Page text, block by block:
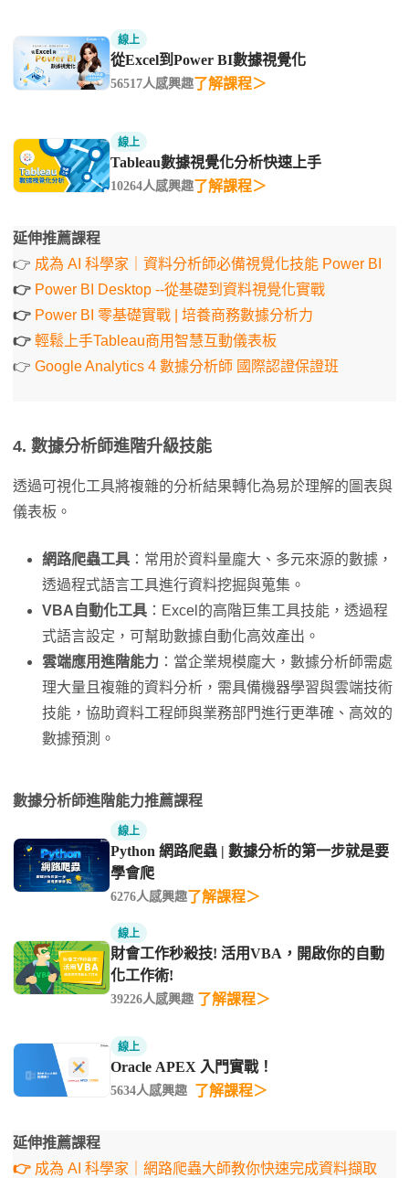
線上
從Excel到Power BI數據視覺化
56517人感興趣了解課程＞
線上
Tableau數據視覺化分析快速上手
10264人感興趣了解課程＞
延伸推薦課程
👉 成為 AI 科學家｜資料分析師必備視覺化技能 Power BI​
👉 Power BI Desktop --從基礎到資料視覺化實戰​
👉 Power BI 零基礎實戰 | 培養商務數據分析力​
👉 輕鬆上手Tableau商用智慧互動儀表板​
👉 Google Analytics 4 數據分析師 國際認證保證班
4. 數據分析師進階升級技能
透過可視化工具將複雜的分析結果轉化為易於理解的圖表與
儀表板。
網路爬蟲工具 ：常用於資料量龐大、多元來源的數據，
透過程式語言工具進行資料挖掘與蒐集。
VBA自動化工具 ：Excel的高階巨集工具技能，透過程
式語言設定，可幫助數據自動化高效產出。
雲端應用進階能力 ：當企業規模龐大，數據分析師需處
理大量且複雜的資料分析，需具備機器學習與雲端技術
技能，協助資料工程師與業務部門進行更準確、高效的
數據預測。
數據分析師進階能力推薦課程
線上
Python 網路爬蟲 | 數據分析的第一步就是要
學會爬
6276人感興趣了解課程＞
線上
財會工作秒殺技! 活用VBA，開啟你的自動
化工作術!
39226人感興趣 了解課程＞
線上
Oracle APEX 入門實戰！
5634人感興趣 了解課程＞
延伸推薦課程
👉 成為 AI 科學家｜網路爬蟲大師教你快速完成資料擷取​